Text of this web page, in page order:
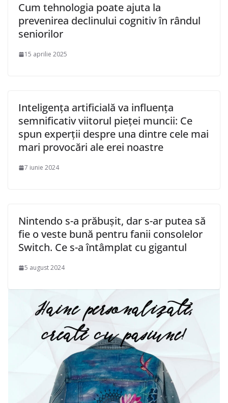
Cum tehnologia poate ajuta la
prevenirea declinului cognitiv în rândul
seniorilor
15 aprilie 2025
Inteligența artificială va influența
semnificativ viitorul pieței muncii: Ce
spun experții despre una dintre cele mai
mari provocări ale erei noastre
7 iunie 2024
Nintendo s-a prăbușit, dar s-ar putea să
fie o veste bună pentru fanii consolelor
Switch. Ce s-a întâmplat cu gigantul
5 august 2024